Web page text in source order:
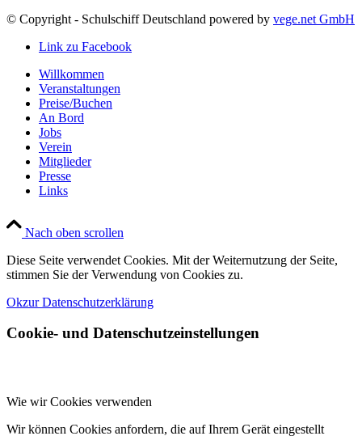
© Copyright - Schulschiff Deutschland powered by vege.net GmbH
Link zu Facebook
Willkommen
Veranstaltungen
Preise/Buchen
An Bord
Jobs
Verein
Mitglieder
Presse
Links
Nach oben scrollen
Diese Seite verwendet Cookies. Mit der Weiternutzung der Seite,
stimmen Sie der Verwendung von Cookies zu.
Okzur Datenschutzerklärung
Cookie- und Datenschutzeinstellungen
Wie wir Cookies verwenden
Wir können Cookies anfordern, die auf Ihrem Gerät eingestellt